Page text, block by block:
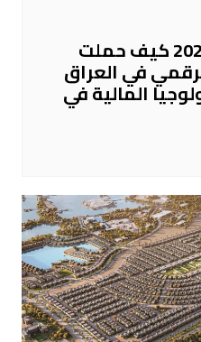
موني 20/20 أوروبا 2026 كيف حملت
في العراق
المالية في